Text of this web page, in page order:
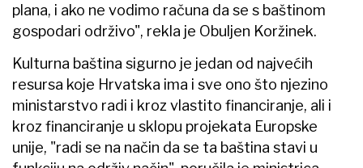
plana, i ako ne vodimo računa da se s baštinom
gospodari održivo", rekla je Obuljen Koržinek.
Kulturna baština sigurno je jedan od najvećih
resursa koje Hrvatska ima i sve ono što njezino
ministarstvo radi i kroz vlastito financiranje, ali i
kroz financiranje u sklopu projekata Europske
unije, "radi se na način da se ta baština stavi u